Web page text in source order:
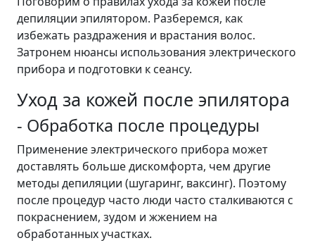
депиляции эпилятором. Разберемся, как
избежать раздражения и врастания волос.
Затронем нюансы использования электрического
прибора и подготовки к сеансу.
Уход за кожей после эпилятора
- Обработка после процедуры
Применение электрического прибора может
доставлять больше дискомфорта, чем другие
методы депиляции (шугаринг, ваксинг). Поэтому
после процедур часто люди часто сталкиваются с
покраснением, зудом и жжением на
обработанных участках.